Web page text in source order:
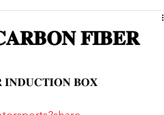
Mercedes-Benz
𝐅𝐈𝐁𝐄𝐑
𝐈𝐍𝐃𝐔𝐂𝐓𝐈𝐎𝐍 𝐁𝐎𝐗